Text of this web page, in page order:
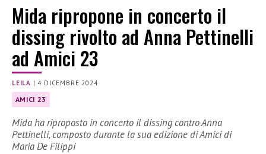
Mida ripropone in concerto il
dissing rivolto ad Anna Pettinelli
ad Amici 23
LEILA |4 DICEMBRE 2024
AMICI 23
Mida ha riproposto in concerto il dissing contro Anna
Pettinelli, composto durante la sua edizione di Amici di
Maria De Filippi